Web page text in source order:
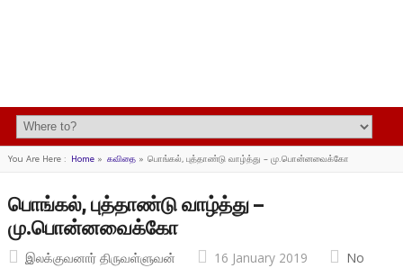
You Are Here : Home» கவிதை» பொங்கல், புத்தாண்டு வாழ்த்து – மு.பொன்னவைக்கோ
பொங்கல், புத்தாண்டு வாழ்த்து –
மு.பொன்னவைக்கோ
இலக்குவனார் திருவள்ளுவன் 16 January 2019
No